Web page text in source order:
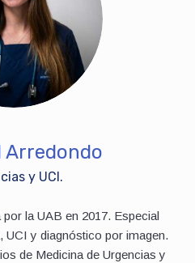
Arredondo
y UCI.
la UAB en 2017. Especial
UCI y diagnóstico por imagen.
de Medicina de Urgencias y